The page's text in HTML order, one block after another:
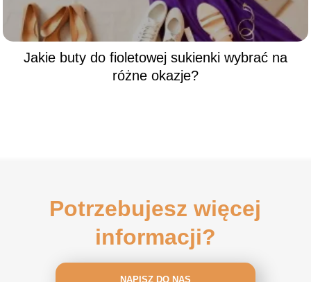
Jakie buty do fioletowej sukienki wybrać na
różne okazje?
Potrzebujesz więcej
informacji?
NAPISZ DO NAS